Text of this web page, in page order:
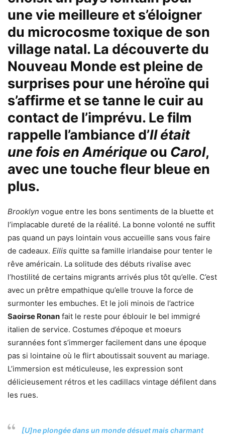
une vie meilleure et s’éloigner
du microcosme toxique de son
village natal. La découverte du
Nouveau Monde est pleine de
surprises pour une héroïne qui
s’affirme et se tanne le cuir au
contact de l’imprévu. Le film
rappelle l’ambiance d’Il était
une fois en Amérique ou Carol,
avec une touche fleur bleue en
plus.
Brooklyn vogue entre les bons sentiments de la bluette et
l’implacable dureté de la réalité. La bonne volonté ne suffit
pas quand un pays lointain vous accueille sans vous faire
de cadeaux. Eilis quitte sa famille irlandaise pour tenter le
rêve américain. La solitude des débuts rivalise avec
l’hostilité de certains migrants arrivés plus tôt qu’elle. C’est
avec un prêtre empathique qu’elle trouve la force de
surmonter les embuches. Et le joli minois de l’actrice
Saoirse Ronan fait le reste pour éblouir le bel immigré
italien de service. Costumes d’époque et moeurs
surannées font s’immerger facilement dans une époque
pas si lointaine où le flirt aboutissait souvent au mariage.
L’immersion est méticuleuse, les expression sont
délicieusement rétros et les cadillacs vintage défilent dans
les rues.
[U]ne plongée dans un monde désuet mais charmant